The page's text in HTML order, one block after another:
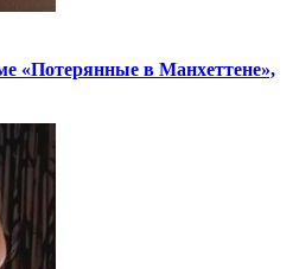
«Потерянные в Манхеттене»,